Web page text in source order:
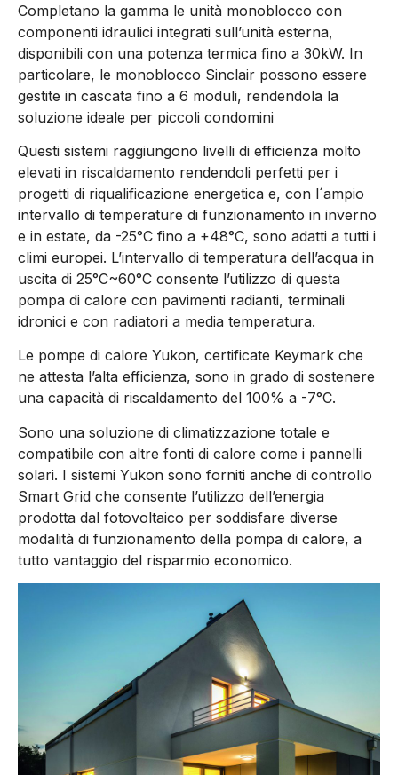
Completano la gamma le unità monoblocco con
componenti idraulici integrati sull’unità esterna,
disponibili con una potenza termica fino a 30kW. In
particolare, le monoblocco Sinclair possono essere
gestite in cascata fino a 6 moduli, rendendola la
soluzione ideale per piccoli condomini
Questi sistemi raggiungono livelli di efficienza molto
elevati in riscaldamento rendendoli perfetti per i
progetti di riqualificazione energetica e, con l´ampio
intervallo di temperature di funzionamento in inverno
e in estate, da -25°C fino a +48°C, sono adatti a tutti i
climi europei. L’intervallo di temperatura dell’acqua in
uscita di 25°C~60°C consente l’utilizzo di questa
pompa di calore con pavimenti radianti, terminali
idronici e con radiatori a media temperatura.
Le pompe di calore Yukon, certificate Keymark che
ne attesta l’alta efficienza, sono in grado di sostenere
una capacità di riscaldamento del 100% a -7°C.
Sono una soluzione di climatizzazione totale e
compatibile con altre fonti di calore come i pannelli
solari. I sistemi Yukon sono forniti anche di controllo
Smart Grid che consente l’utilizzo dell’energia
prodotta dal fotovoltaico per soddisfare diverse
modalità di funzionamento della pompa di calore, a
tutto vantaggio del risparmio economico.